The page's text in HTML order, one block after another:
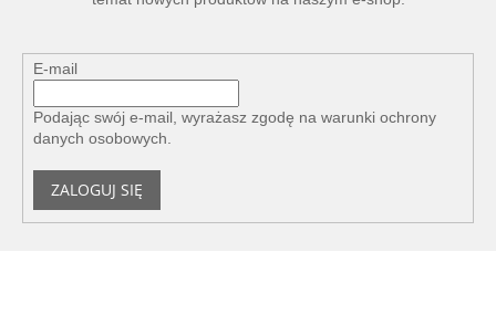
E-mail
Podając swój e-mail, wyrażasz zgodę na warunki ochrony
danych osobowych.
ZALOGUJ SIĘ